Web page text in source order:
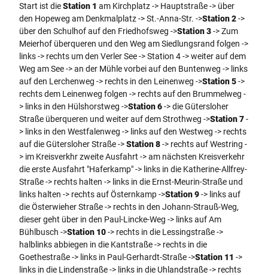
Start ist dieStation 1 am Kirchplatz -> Hauptstraße -> über
den Hopeweg am Denkmalplatz -> St.-Anna-Str. ->Station 2->
über den Schulhof auf den Friedhofsweg ->Station 3-> Zum
Meierhof überqueren und den Weg am Siedlungsrand folgen ->
links -> rechts um den Verler See -> Station 4 -> weiter auf dem
Weg am See -> an der Mühle vorbei auf den Buntenweg -> links
auf den Lerchenweg -> rechts in den Leinenweg ->Station 5->
rechts dem Leinenweg folgen -> rechts auf den Brummelweg -
> links in den Hülshorstweg ->Station 6-> die Gütersloher
Straße überqueren und weiter auf dem Strothweg ->Station 7-
> links in den Westfalenweg -> links auf den Westweg -> rechts
auf die Gütersloher Straße ->Station 8-> rechts auf Westring -
> im Kreisverkhr zweite Ausfahrt -> am nächsten Kreisverkehr
die erste Ausfahrt "Haferkamp" -> links in die Katherine-Allfrey-
Straße -> rechts halten -> links in die Ernst-Meurin-Straße und
links halten -> rechts auf Östernkamp ->Station 9-> links auf
die Österwieher Straße -> rechts in den Johann-Strauß-Weg,
dieser geht über in den Paul-Lincke-Weg -> links auf Am
Bühlbusch ->Station 10-> rechts in die Lessingstraße ->
halblinks abbiegen in die Kantstraße -> rechts in die
Goethestraße -> links in Paul-Gerhardt-Straße ->Station 11 ->
links in die Lindenstraße -> links in die Uhlandstraße -> rechts